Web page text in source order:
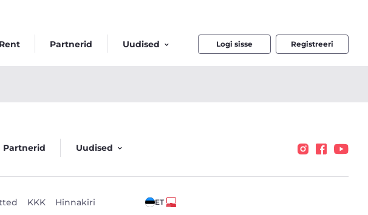
Rent Partnerid Uudised Logi sisse Registreeri
Partnerid Uudised
KKK Hinnakiri ET